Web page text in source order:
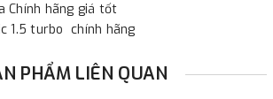
Chính hãng giá tốt
1.5 turbo chính hãng
PHẨM LIÊN QUAN